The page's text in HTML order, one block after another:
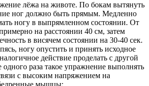
лёжа на животе. По бокам вытянуть
ног должно быть прямым. Медленно
ногу в выпрямленном состоянии. От
на расстоянии 40 см, затем
в висячем состоянии на 30-40 сек.
ногу опустить и принять исходное
действие проделать с другой
раза такое упражнение выполнять
с высоким напряжением на